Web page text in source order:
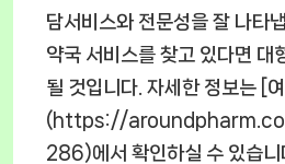
담서비스와 전문성을 잘 나타
약국 서비스를 찾고 있다면 대
될 것입니다. 자세한 정보는 [여
(https://
286)에서 확인하실 수 있습니